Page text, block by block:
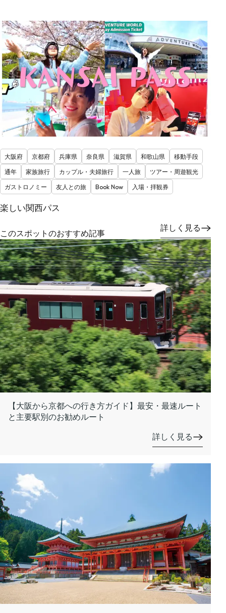
大阪府 京都府 兵庫県 奈良県 滋賀県 和歌山県
移動手段
通年
家族旅行 カップル・夫婦旅行 一人旅
ツアー・周遊観光
ガストロノミー
友人との旅 Book Now 入場・拝観券
楽しい関西パス
詳しく見る
このスポットのおすすめ記事
【大阪から京都への行き方ガイド】最安・最速ルート
と主要駅別のお勧めルート
詳しく見る